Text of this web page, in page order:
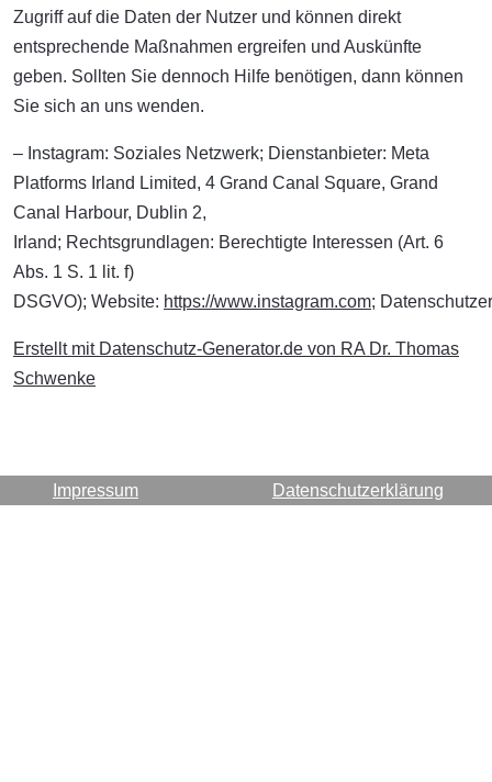
Zugriff auf die Daten der Nutzer und können direkt
entsprechende Maßnahmen ergreifen und Auskünfte
geben. Sollten Sie dennoch Hilfe benötigen, dann können
Sie sich an uns wenden.
– Instagram: Soziales Netzwerk; Dienstanbieter: Meta
Platforms Irland Limited, 4 Grand Canal Square, Grand
Canal Harbour, Dublin 2,
Irland; Rechtsgrundlagen: Berechtigte Interessen (Art. 6
Abs. 1 S. 1 lit. f)
DSGVO); Website: https://www.instagram.com;
Erstellt mit Datenschutz-Generator.de von RA Dr. Thomas
Schwenke
Impressum Datenschutzerklärung